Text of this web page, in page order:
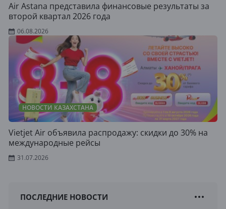
Air Astana представила финансовые результаты за
второй квартал 2026 года
06.08.2026
НОВОСТИ КАЗАХСТАНА
Vietjet Air объявила распродажу: скидки до 30% на
международные рейсы
31.07.2026
ПОСЛЕДНИЕ НОВОСТИ